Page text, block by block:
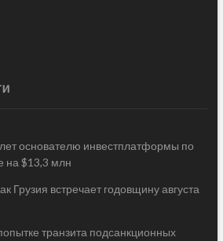
основателю инвестплатформы по
на $13,3 млн
Грузия встречает годовщину августа
транзита подсанкционных